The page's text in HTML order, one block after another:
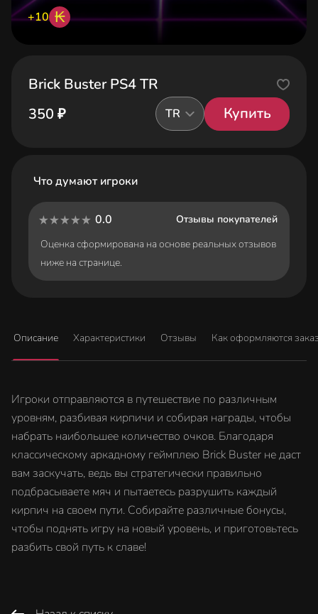
+10 ₭
Brick Buster PS4 TR
350 ₽
TR Купить
Что думают игроки
0.0
Отзывы покупателей
Оценка сформирована на основе реальных отзывов
ниже на странице.
Описание Характеристики Отзывы Как оформляются
Игроки отправляются в путешествие по различным
уровням, разбивая кирпичи и собирая награды, чтобы
набрать наибольшее количество очков. Благодаря
классическому аркадному геймплею Brick Buster не даст
вам заскучать, ведь вы стратегически правильно
подбрасываете мяч и пытаетесь разрушить каждый
кирпич на своем пути. Собирайте различные бонусы,
чтобы поднять игру на новый уровень, и приготовьтесь
разбить свой путь к славе!